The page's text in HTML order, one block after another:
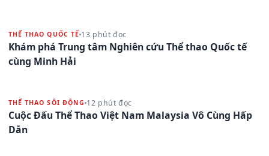
THỂ THAO QUỐC TẾ 13 phút đọc
Khám phá Trung tâm Nghiên cứu Thể thao Quốc tế
cùng Minh Hải
THỂ THAO SÔI ĐỘNG 12 phút đọc
Cuộc Đấu Thể Thao Việt Nam Malaysia Vô Cùng Hấp
Dẫn